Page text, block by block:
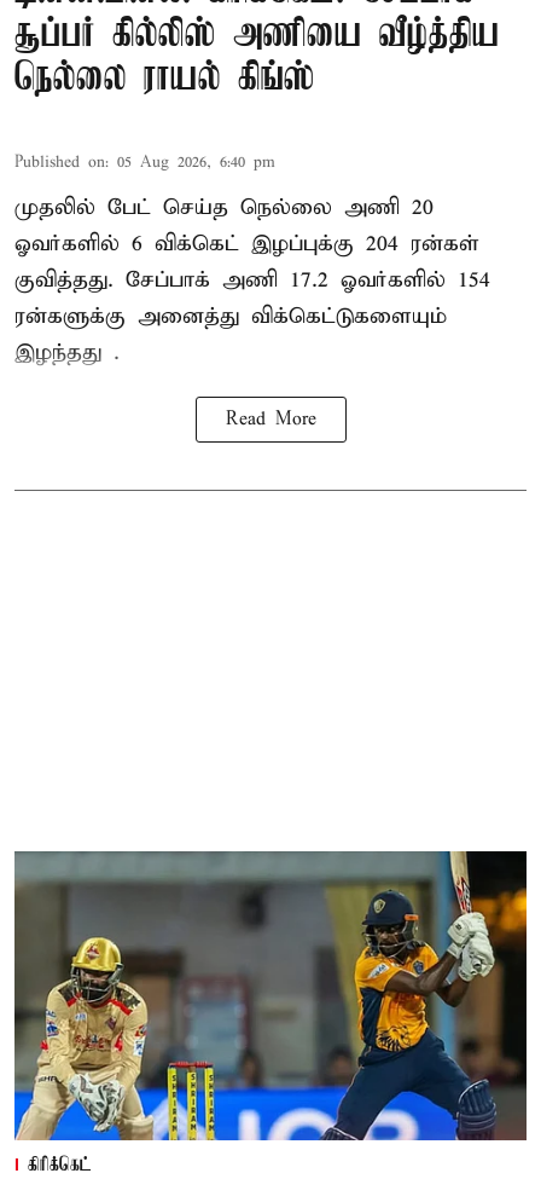
சூப்பர் கில்லிஸ் அணியை வீழ்த்திய
நெல்லை ராயல் கிங்ஸ்
Published on: 05 Aug 2026, 6:40 pm
முதலில் பேட் செய்த நெல்லை அணி 20
ஓவர்களில் 6 விக்கெட் இழப்புக்கு 204 ரன்கள்
குவித்தது. சேப்பாக் அணி 17.2 ஓவர்களில் 154
ரன்களுக்கு அனைத்து விக்கெட்டுகளையும்
இழந்தது .
Read More
கிரிக்கெட்